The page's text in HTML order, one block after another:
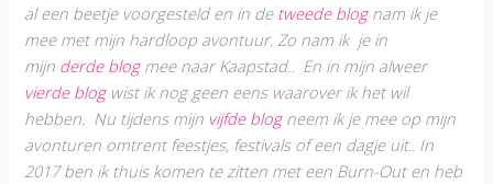
al een beetje voorgesteld en in de tweede blognam ik je
mee met mijn hardloop avontuur. Zo nam ik je in
mijn derde blogmee naar Kaapstad.. En in mijn alweer
vierde blogwist ik nog geen eens waarover ik het wil
hebben. Nu tijdens mijn vijfde blogneem ik je mee op mijn
avonturen omtrent feestjes, festivals of een dagje uit.. In
2017 ben ik thuis komen te zitten met een Burn-Out en heb